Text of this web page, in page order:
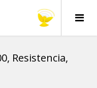
Resistencia,